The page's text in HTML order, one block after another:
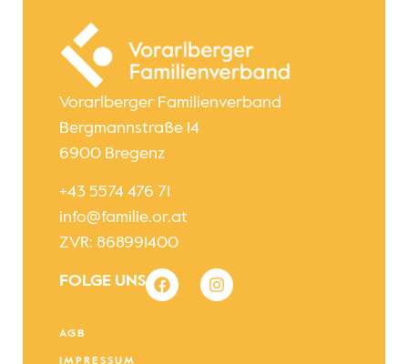
Vorarlberger Familienverband
Bergmannstraße 14
6900 Bregenz
+43 5574 476 71
info@familie.or.at
ZVR: 868991400
FOLGE UNS
AGB
IMPRESSUM